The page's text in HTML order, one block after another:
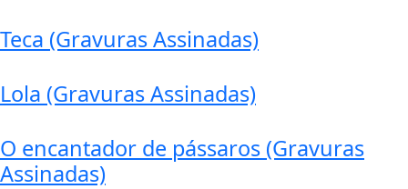
Teca (Gravuras Assinadas)
Lola (Gravuras Assinadas)
O encantador de pássaros (Gravuras
Assinadas)